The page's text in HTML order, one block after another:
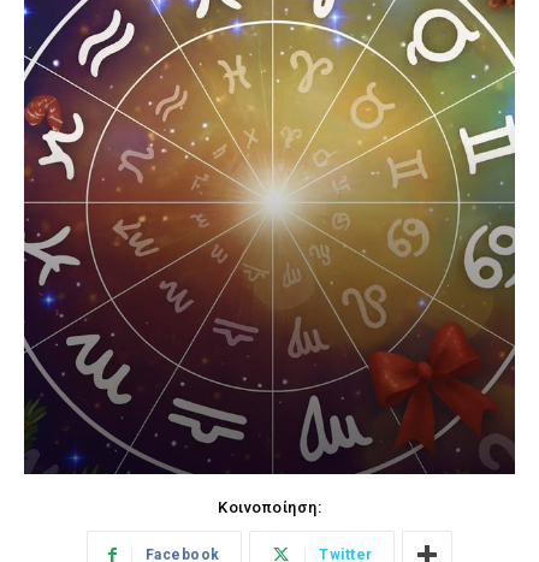
Κοινοποίηση:
Facebook Twitter